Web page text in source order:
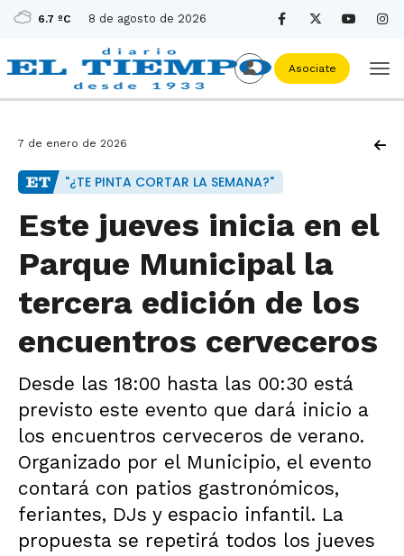
6.7 ºC 8 de agosto de 2026
Asociate
7 de enero de 2026
"¿TE PINTA CORTAR LA SEMANA?"
Este jueves inicia en el
Parque Municipal la
tercera edición de los
encuentros cerveceros
Desde las 18:00 hasta las 00:30 está
previsto este evento que dará inicio a
los encuentros cerveceros de verano.
Organizado por el Municipio, el evento
contará con patios gastronómicos,
feriantes, DJs y espacio infantil. La
propuesta se repetirá todos los jueves